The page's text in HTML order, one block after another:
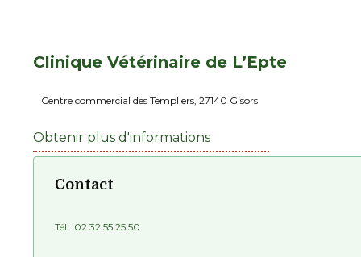
Clinique Vétérinaire de L’Epte
Centre commercial des Templiers, 27140 Gisors
Obtenir plus d'informations
Contact
Tél : 02 32 55 25 50